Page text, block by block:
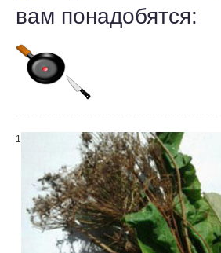
вам понадобятся:
1